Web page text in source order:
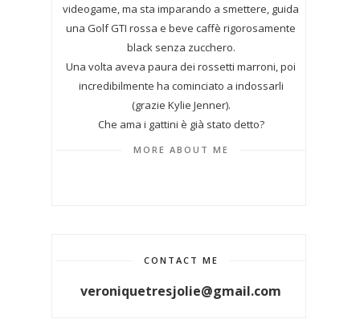
videogame, ma sta imparando a smettere, guida
una Golf GTI rossa e beve caffè rigorosamente
black senza zucchero.
Una volta aveva paura dei rossetti marroni, poi
incredibilmente ha cominciato a indossarli
(grazie Kylie Jenner).
Che ama i gattini è già stato detto?
MORE ABOUT ME
CONTACT ME
veroniquetresjolie@gmail.com